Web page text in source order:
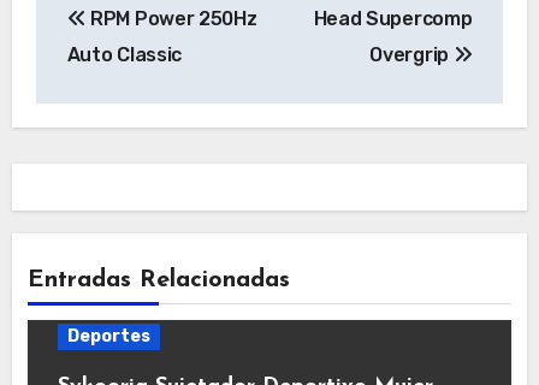
de
RPM Power 250Hz
Auto Classic
Head Supercomp
Overgrip
Entradas Relacionadas
Deportes